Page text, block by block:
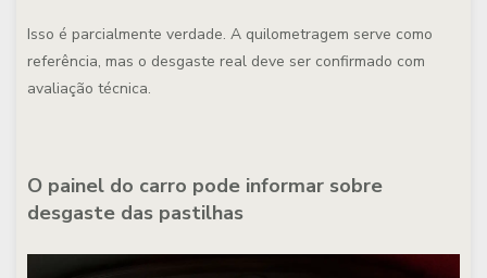
Isso é parcialmente verdade. A quilometragem serve como
referência, mas o desgaste real deve ser confirmado com
avaliação técnica.
O painel do carro pode informar sobre
desgaste das pastilhas